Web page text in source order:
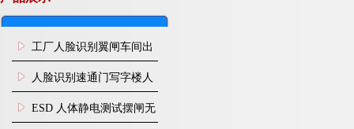
工厂人脸识别翼闸车间出
入口人行通道门禁
人脸识别速通门写字楼人
行通道闸门禁设备
ESD 人体静电测试摆闸无